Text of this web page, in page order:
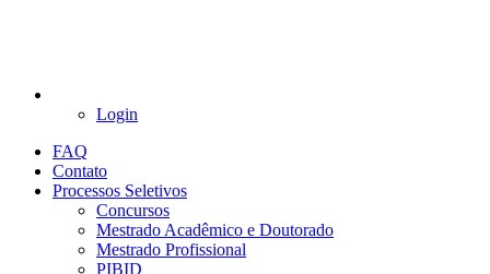
Login
FAQ
Contato
Processos Seletivos
Concursos
Mestrado Acadêmico e Doutorado
Mestrado Profissional
PIBID